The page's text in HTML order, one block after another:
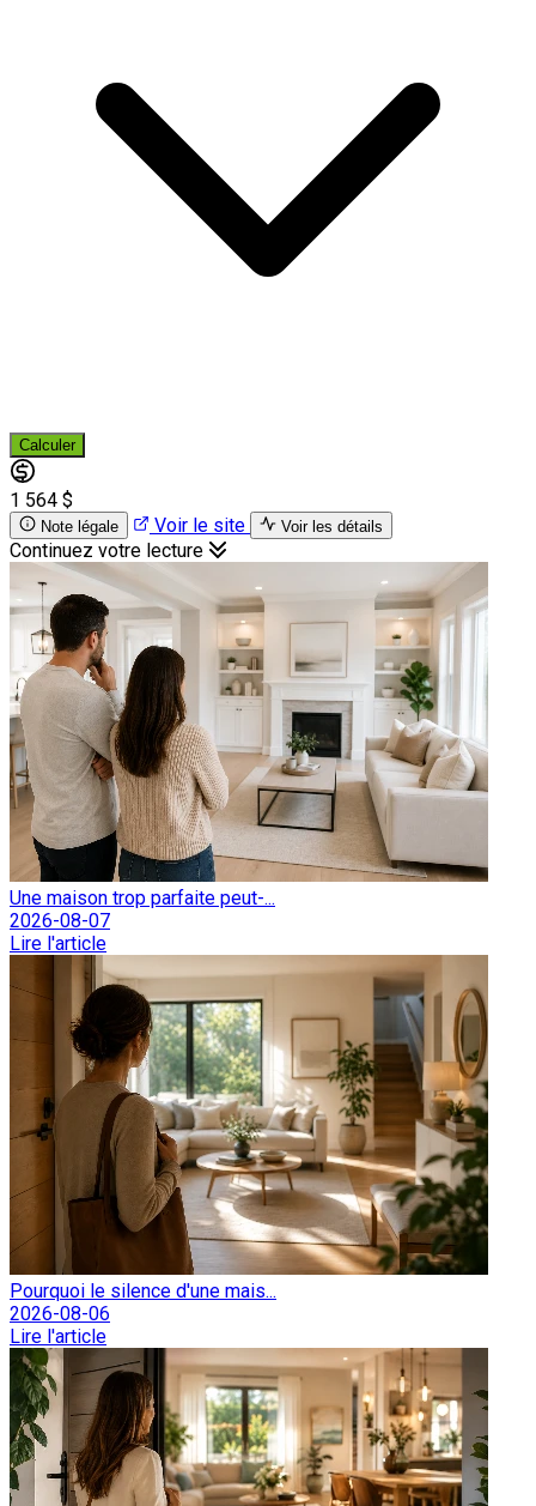
Calculer
1 564 $
Note légale Voir le site Voir les détails
Continuez votre lecture
Une maison trop parfaite peut-...
2026-08-07
Lire l'article
Pourquoi le silence d'une mais...
2026-08-06
Lire l'article